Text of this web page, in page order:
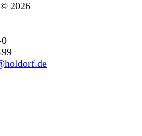
© 2026
0